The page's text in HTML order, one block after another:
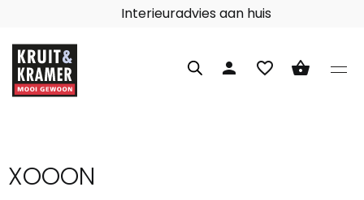
Interieuradvies aan huis
person favorite_border shopping_basket
XOOON